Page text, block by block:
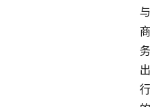
与
商
务
出
行